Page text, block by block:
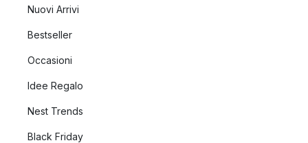
Nuovi Arrivi
Bestseller
Occasioni
Idee Regalo
Nest Trends
Black Friday